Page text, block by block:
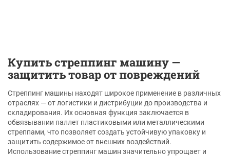
Купить стреппинг машину —
защитить товар от повреждений
Стреппинг машины находят широкое применение в различных
отраслях — от логистики и дистрибуции до производства и
складирования. Их основная функция заключается в
обвязывании паллет пластиковыми или металлическими
стреппами, что позволяет создать устойчивую упаковку и
защитить содержимое от внешних воздействий.
Использование стреппинг машин значительно упрощает и